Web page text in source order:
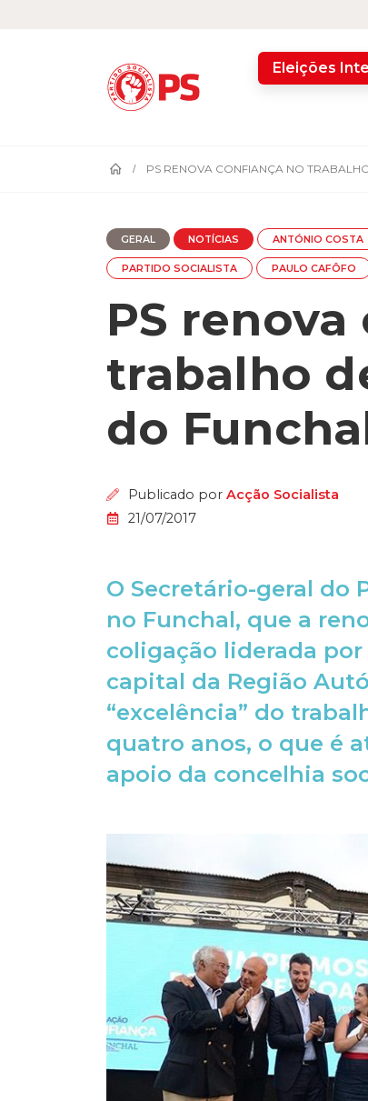
Eleições
PS RENOVA CONFIANÇA NO
GERAL NOTÍCIAS ANTÓNIO COSTA
PARTIDO SOCIALISTA PAULO CAFÔFO
PS
trabalho
do
21/07/2017
Publicado porAcção Socialista
O Secretário-geral do
no Funchal, que a
coligação liderada
capital da Região
“excelência” do
quatro anos, o que é
apoio da concelhia